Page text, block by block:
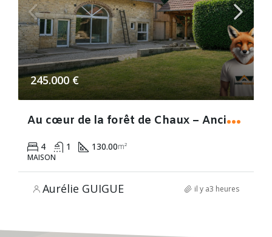
245.000 €
A
u cœur de la forêt de Chaux – Ancien corps de ferme en pierre entièrement rénové
4 1 130.00m²
MAISON
Aurélie GUIGUE il y a3 heures